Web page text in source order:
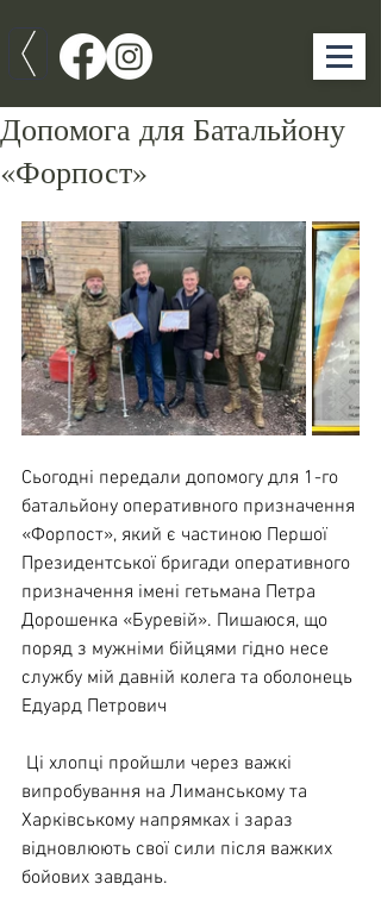
Допомога для Батальйону
«Форпост»
Сьогодні передали допомогу для 1-го
батальйону оперативного призначення
«Форпост», який є частиною Першої
Президентської бригади оперативного
призначення імені гетьмана Петра
Дорошенка «Буревій». Пишаюся, що
поряд з мужніми бійцями гідно несе
службу мій давній колега та оболонець
Едуард Петрович
Ці хлопці пройшли через важкі
випробування на Лиманському та
Харківському напрямках і зараз
відновлюють свої сили після важких
бойових завдань.